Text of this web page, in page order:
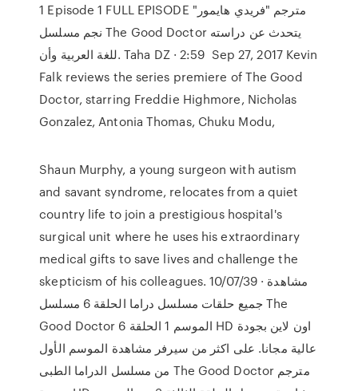
1 Episode 1 FULL EPISODE ‏مترجم "فريدي هايمور"
نجم مسلسل The Good Doctor يتحدث عن دراسته
للغة العربية وأن. Taha DZ · 2:59 Sep 27, 2017 Kevin
Falk reviews the series premiere of The Good
Doctor, starring Freddie Highmore, Nicholas
Gonzalez, Antonia Thomas, Chuku Modu,
Shaun Murphy, a young surgeon with autism
and savant syndrome, relocates from a quiet
country life to join a prestigious hospital's
surgical unit where he uses his extraordinary
medical gifts to save lives and challenge the
skepticism of his colleagues. 10/07/39 · مشاهدة
جميع حلقات مسلسل دراما الحلقة 6 مسلسل The
Good Doctor الموسم 1 الحلقة 6 HD اون لاين بجودة
عالية مجانا. على اكثر من سيرفر مشاهدة الموسم الأول
من مسلسل الدراما الطبى The Good Doctor مترجم